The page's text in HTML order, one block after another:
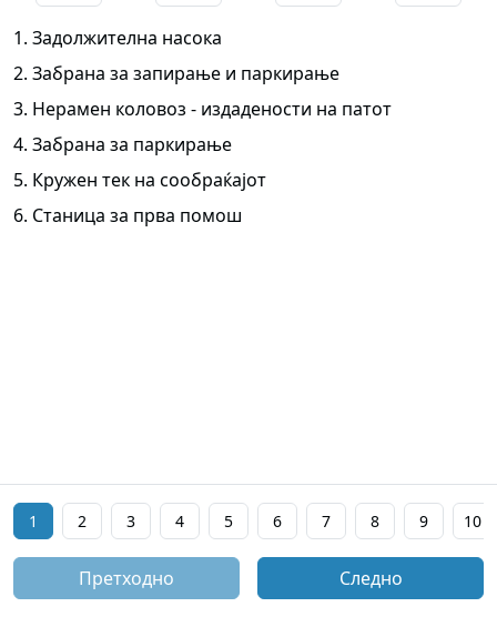
1. Задолжителна насока
2. Забрана за запирање и паркирање
3. Нерамен коловоз - издадености на патот
4. Забрана за паркирање
5. Кружен тек на сообраќајот
6. Станица за прва помош
1 2 3 4 5 6 7 8 9 10
Претходно Следно